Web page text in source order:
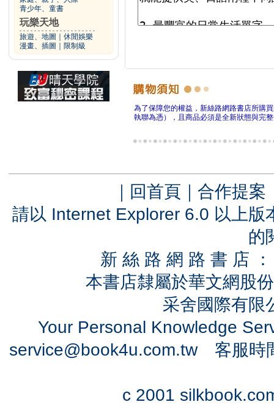
青少年、童書
玩樂天地
旅遊、地圖
休閒娛樂
漫畫、插圖
限制級
為了保障您的權益，新絲路網路書店所購
執聯為憑），且商品必須是全新狀態與完
｜ 回首頁 ｜ 合作提案
請以 Internet Explorer 6.0 以上
的
新 絲 路 網 路 書 店
本書店隸屬於華文網股
采舍國際有
Your Personal Knowledge
service@book4u.com.tw客服時
c 2001